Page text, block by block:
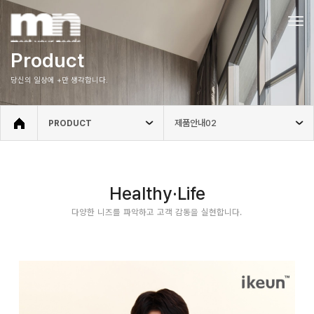
Product
당신의 일상에 +만 생각합니다.
PRODUCT 제품안내02
Healthy·Life
다양한 니즈를 파악하고 고객 감동을 실현합니다.